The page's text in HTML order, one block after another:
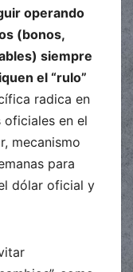
operando
(bonos,
siempre
el “rulo”
radica en
oficiales en el
mecanismo
para
dólar oficial y